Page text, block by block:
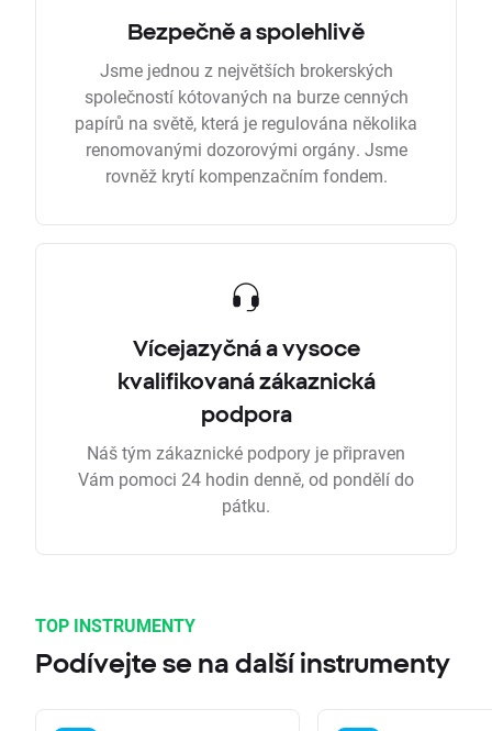
Bezpečně a spolehlivě
Jsme jednou z největších brokerských
společností kótovaných na burze cenných
papírů na světě, která je regulována několika
renomovanými dozorovými orgány. Jsme
rovněž krytí kompenzačním fondem.
Vícejazyčná a vysoce
kvalifikovaná zákaznická
podpora
Náš tým zákaznické podpory je připraven
Vám pomoci 24 hodin denně, od pondělí do
pátku.
TOP INSTRUMENTY
Podívejte se na další instrumenty